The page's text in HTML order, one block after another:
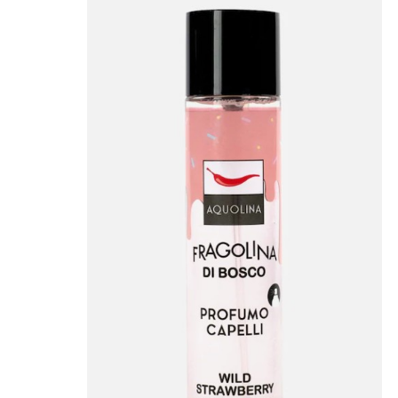
CAPELLI
Shampoo
Balsamo
Olii Capelli
Maschere
Lozioni
Spray
Cera e Crema
Gel Capelli